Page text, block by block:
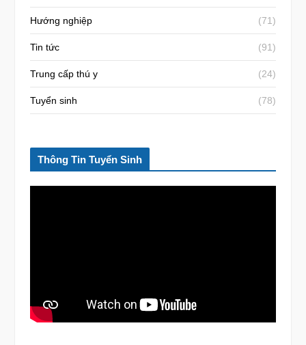
Hướng nghiệp (71)
Tin tức (91)
Trung cấp thú y (24)
Tuyển sinh (78)
Thông Tin Tuyển Sinh